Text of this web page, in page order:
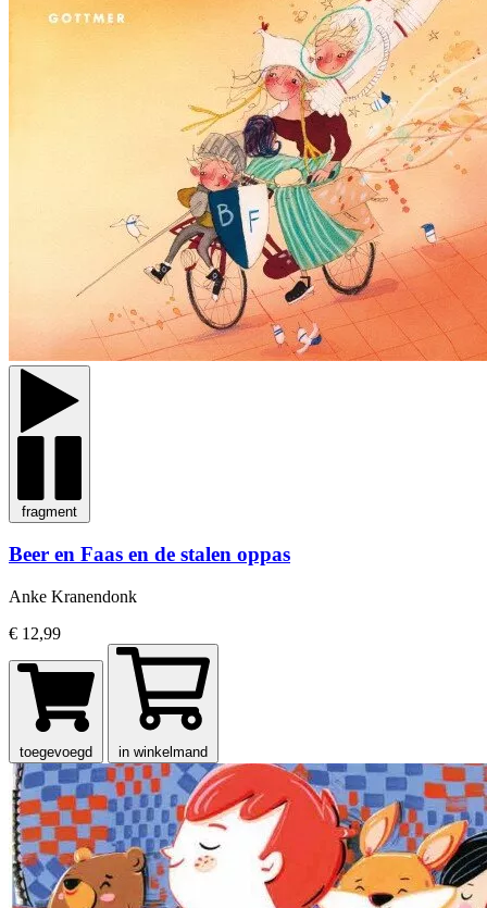
fragment
Beer en Faas en de stalen oppas
Anke Kranendonk
€ 12,99
toegevoegd in winkelmand